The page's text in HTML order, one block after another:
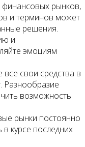
рынков,
и терминов может
решения.
и
эмоциям
свои средства в
Разнообразие
возможность
рынки постоянно
курсе последних